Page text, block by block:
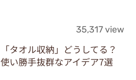
35,317 view
「タオル収納」どうしてる？
使い勝手抜群なアイデア7選